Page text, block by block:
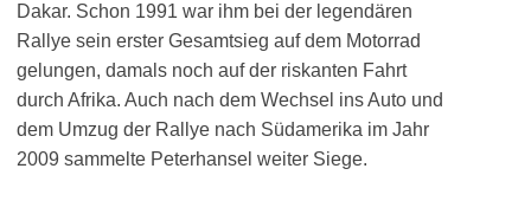
Dakar. Schon 1991 war ihm bei der legendären
Rallye sein erster Gesamtsieg auf dem Motorrad
gelungen, damals noch auf der riskanten Fahrt
durch Afrika. Auch nach dem Wechsel ins Auto und
dem Umzug der Rallye nach Südamerika im Jahr
2009 sammelte Peterhansel weiter Siege.